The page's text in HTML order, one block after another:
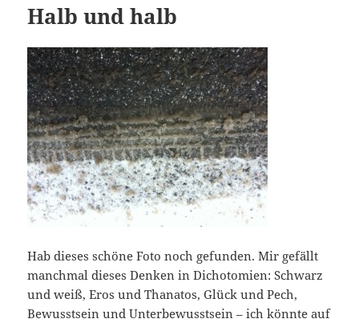
Halb und halb
Hab dieses schöne Foto noch gefunden. Mir gefällt
manchmal dieses Denken in Dichotomien: Schwarz
und weiß, Eros und Thanatos, Glück und Pech,
Bewusstsein und Unterbewusstsein – ich könnte auf